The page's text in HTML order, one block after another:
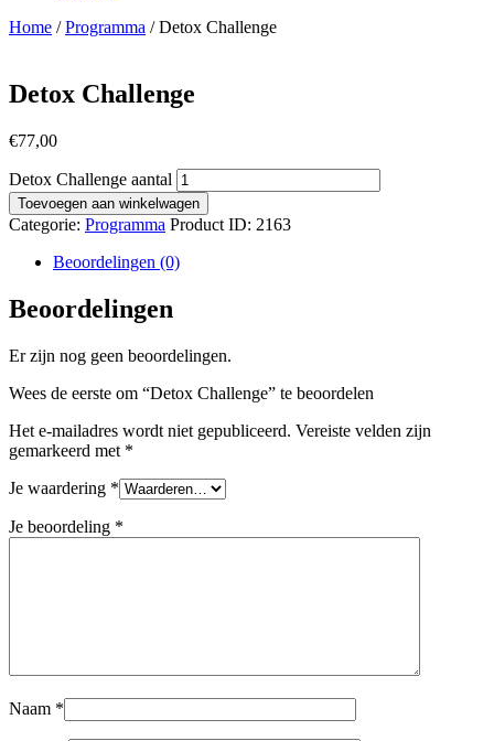
Home /Programma / Detox Challenge
Detox Challenge
€77,00
Detox Challenge aantal
Toevoegen aan winkelwagen
Categorie: Programma Product ID: 2163
Beoordelingen (0)
Beoordelingen
Er zijn nog geen beoordelingen.
Wees de eerste om “Detox Challenge” te beoordelen
Het e-mailadres wordt niet gepubliceerd. Vereiste velden zijn
gemarkeerd met *
Je waardering *
Je beoordeling *
Naam *